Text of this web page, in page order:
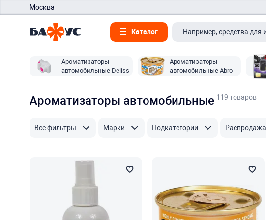
Москва
Каталог
Ароматизаторы
автомобильные Deliss
Ароматизаторы
автомобильные Abro
Ароматизаторы автомобильные119 товаров
Все фильтры Марки Подкатегории Распродажа